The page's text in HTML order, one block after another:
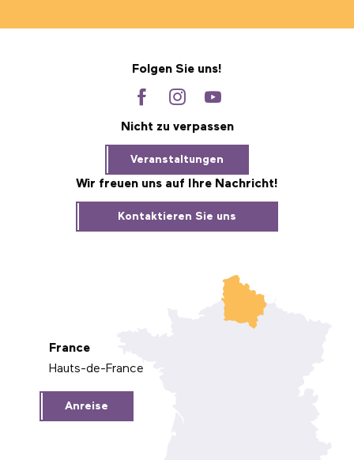
Folgen Sie uns!
Nicht zu verpassen
Veranstaltungen
Wir freuen uns auf Ihre Nachricht!
Kontaktieren Sie uns
France
Hauts-de-France
Anreise